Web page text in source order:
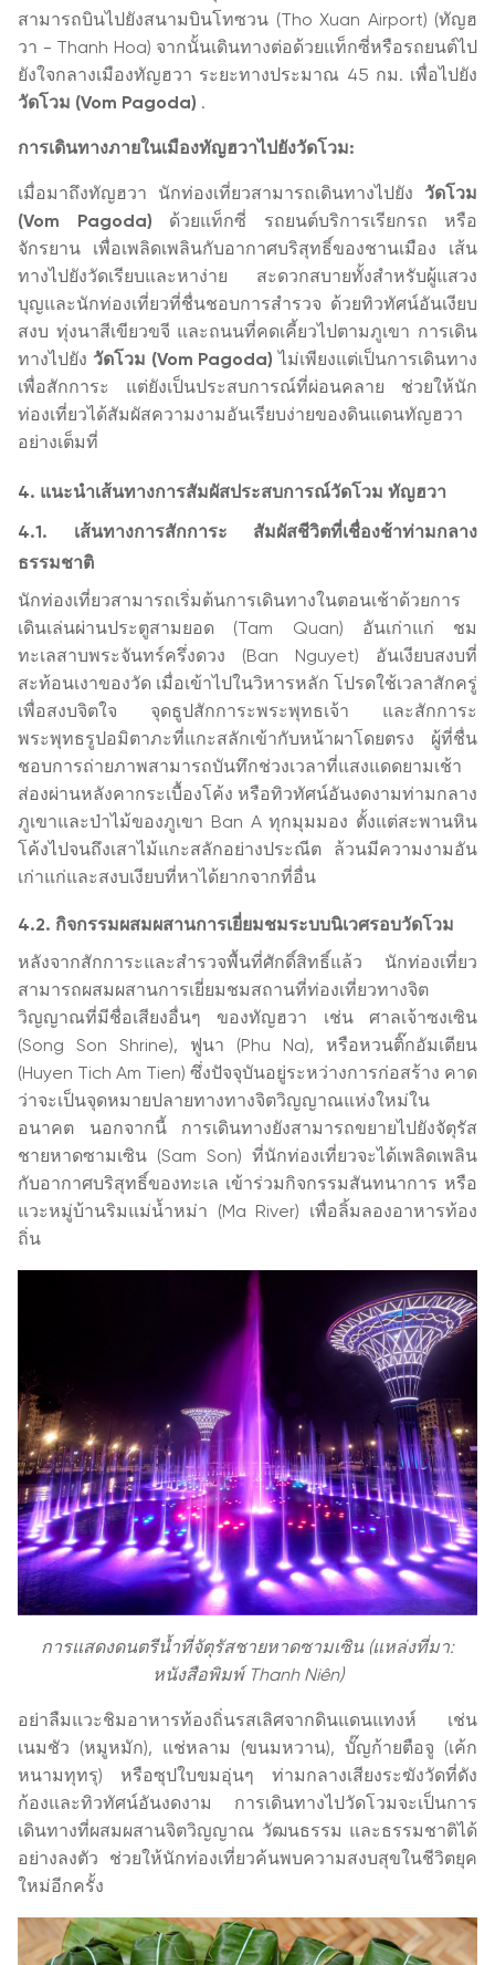
สามารถบินไปยังสนามบินโทซวน (Tho Xuan Airport) (ทัญฮ
วา - Thanh Hoa) จากนั้นเดินทางต่อด้วยแท็กซี่หรือรถยนต์ไป
ยังใจกลางเมืองทัญฮวา ระยะทางประมาณ 45 กม. เพื่อไปยัง
วัดโวม (Vom Pagoda) .
การเดินทางภายในเมืองทัญฮวาไปยังวัดโวม:
เมื่อมาถึงทัญฮวา นักท่องเที่ยวสามารถเดินทางไปยัง วัดโวม
(Vom Pagoda) ด้วยแท็กซี่ รถยนต์บริการเรียกรถ หรือ
จักรยาน เพื่อเพลิดเพลินกับอากาศบริสุทธิ์ของชานเมือง เส้น
ทางไปยังวัดเรียบและหาง่าย สะดวกสบายทั้งสำหรับผู้แสวง
บุญและนักท่องเที่ยวที่ชื่นชอบการสำรวจ ด้วยทิวทัศน์อันเงียบ
สงบ ทุ่งนาสีเขียวขจี และถนนที่คดเคี้ยวไปตามภูเขา การเดิน
ทางไปยัง วัดโวม (Vom Pagoda) ไม่เพียงแต่เป็นการเดินทาง
เพื่อสักการะ แต่ยังเป็นประสบการณ์ที่ผ่อนคลาย ช่วยให้นัก
ท่องเที่ยวได้สัมผัสความงามอันเรียบง่ายของดินแดนทัญฮวา
อย่างเต็มที่
4. แนะนำเส้นทางการสัมผัสประสบการณ์วัดโวม ทัญฮวา
4.1. เส้นทางการสักการะ สัมผัสชีวิตที่เชื่องช้าท่ามกลาง
ธรรมชาติ
นักท่องเที่ยวสามารถเริ่มต้นการเดินทางในตอนเช้าด้วยการ
เดินเล่นผ่านประตูสามยอด (Tam Quan) อันเก่าแก่ ชม
ทะเลสาบพระจันทร์ครึ่งดวง (Ban Nguyet) อันเงียบสงบที่
สะท้อนเงาของวัด เมื่อเข้าไปในวิหารหลัก โปรดใช้เวลาสักครู่
เพื่อสงบจิตใจ จุดธูปสักการะพระพุทธเจ้า และสักการะ
พระพุทธรูปอมิตาภะที่แกะสลักเข้ากับหน้าผาโดยตรง ผู้ที่ชื่น
ชอบการถ่ายภาพสามารถบันทึกช่วงเวลาที่แสงแดดยามเช้า
ส่องผ่านหลังคากระเบื้องโค้ง หรือทิวทัศน์อันงดงามท่ามกลาง
ภูเขาและป่าไม้ของภูเขา Ban A ทุกมุมมอง ตั้งแต่สะพานหิน
โค้งไปจนถึงเสาไม้แกะสลักอย่างประณีต ล้วนมีความงามอัน
เก่าแก่และสงบเงียบที่หาได้ยากจากที่อื่น
4.2. กิจกรรมผสมผสานการเยี่ยมชมระบบนิเวศรอบวัดโวม
หลังจากสักการะและสำรวจพื้นที่ศักดิ์สิทธิ์แล้ว นักท่องเที่ยว
สามารถผสมผสานการเยี่ยมชมสถานที่ท่องเที่ยวทางจิต
วิญญาณที่มีชื่อเสียงอื่นๆ ของทัญฮวา เช่น ศาลเจ้าซงเซิน
(Song Son Shrine), ฟูนา (Phu Na), หรือหวนติ๊กอัมเตียน
(Huyen Tich Am Tien) ซึ่งปัจจุบันอยู่ระหว่างการก่อสร้าง คาด
ว่าจะเป็นจุดหมายปลายทางทางจิตวิญญาณแห่งใหม่ใน
อนาคต นอกจากนี้ การเดินทางยังสามารถขยายไปยังจัตุรัส
ชายหาดซามเซิน (Sam Son) ที่นักท่องเที่ยวจะได้เพลิดเพลิน
กับอากาศบริสุทธิ์ของทะเล เข้าร่วมกิจกรรมสันทนาการ หรือ
แวะหมู่บ้านริมแม่น้ำหม่า (Ma River) เพื่อลิ้มลองอาหารท้อง
ถิ่น
การแสดงดนตรีน้ำที่จัตุรัสชายหาดซามเซิน (แหล่งที่มา:
หนังสือพิมพ์ Thanh Niên)
อย่าลืมแวะชิมอาหารท้องถิ่นรสเลิศจากดินแดนแทงห์ เช่น
เนมชัว (หมูหมัก), แช่หลาม (ขนมหวาน), บั๊ญก้ายตือจู (เค้ก
หนามทุทรุ) หรือซุปใบขมอุ่นๆ ท่ามกลางเสียงระฆังวัดที่ดัง
ก้องและทิวทัศน์อันงดงาม การเดินทางไปวัดโวมจะเป็นการ
เดินทางที่ผสมผสานจิตวิญญาณ วัฒนธรรม และธรรมชาติได้
อย่างลงตัว ช่วยให้นักท่องเที่ยวค้นพบความสงบสุขในชีวิตยุค
ใหม่อีกครั้ง